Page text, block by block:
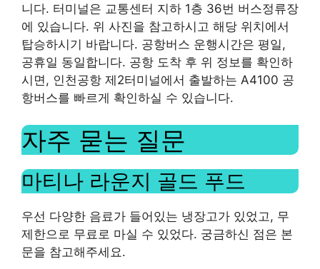
니다. 터미널은 교통센터 지하 1층 36번 버스정류장
에 있습니다. 위 사진을 참고하시고 해당 위치에서
탑승하시기 바랍니다. 공항버스 운행시간은 평일,
공휴일 동일합니다. 공항 도착 후 위 정보를 확인하
시면, 인천공항 제2터미널에서 출발하는 A4100 공
항버스를 빠르게 확인하실 수 있습니다.
자주 묻는 질문
마티나 라운지 골드 푸드
우선 다양한 음료가 들어있는 냉장고가 있었고, 무
제한으로 무료로 마실 수 있었다. 궁금하신 점은 본
문을 참고해주세요.